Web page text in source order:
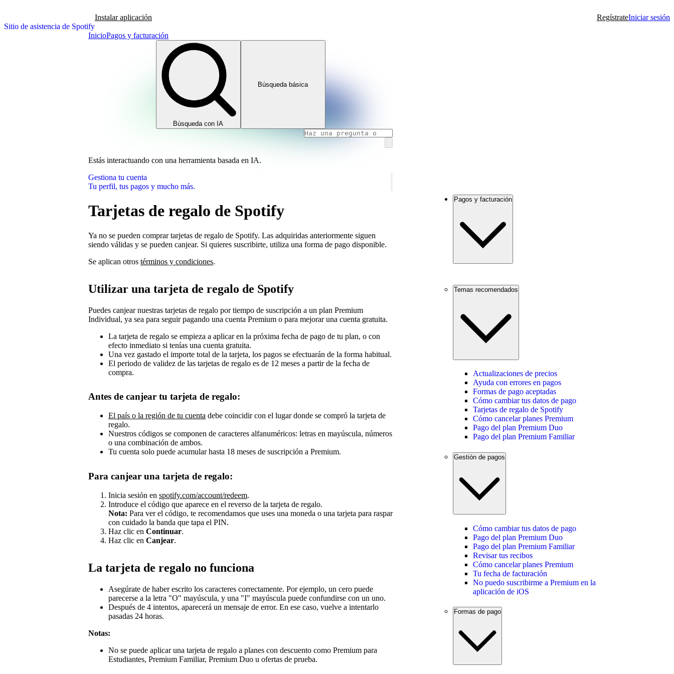
Sitio de asistencia de Spotify
Instalar aplicación RegístrateIniciar sesión
InicioPagos y facturación
Búsqueda con IA
Búsqueda básica
Estás interactuando con una herramienta basada en IA.
Gestiona tu cuenta
Tu perfil, tus pagos y mucho más.
Tarjetas de regalo de Spotify
Ya no se pueden comprar tarjetas de regalo de Spotify. Las adquiridas anteriormente siguen
siendo válidas y se pueden canjear. Si quieres suscribirte, utiliza una forma de pago disponible.
Se aplican otros términos y condiciones.
Utilizar una tarjeta de regalo de Spotify
Puedes canjear nuestras tarjetas de regalo por tiempo de suscripción a un plan Premium
Individual, ya sea para seguir pagando una cuenta Premium o para mejorar una cuenta gratuita.
La tarjeta de regalo se empieza a aplicar en la próxima fecha de pago de tu plan, o con
efecto inmediato si tenías una cuenta gratuita.
Una vez gastado el importe total de la tarjeta, los pagos se efectuarán de la forma habitual.
El periodo de validez de las tarjetas de regalo es de 12 meses a partir de la fecha de
compra.
Antes de canjear tu tarjeta de regalo:
El país o la región de tu cuenta debe coincidir con el lugar donde se compró la tarjeta de
regalo.
Nuestros códigos se componen de caracteres alfanuméricos: letras en mayúscula, números
o una combinación de ambos.
Tu cuenta solo puede acumular hasta 18 meses de suscripción a Premium.
Para canjear una tarjeta de regalo:
Inicia sesión en spotify.com/account/redeem.
Introduce el código que aparece en el reverso de la tarjeta de regalo.
Nota: Para ver el código, te recomendamos que uses una moneda o una tarjeta para raspar
con cuidado la banda que tapa el PIN.
Haz clic en Continuar.
Haz clic en Canjear.
La tarjeta de regalo no funciona
Asegúrate de haber escrito los caracteres correctamente. Por ejemplo, un cero puede
parecerse a la letra "O" mayúscula, y una "I" mayúscula puede confundirse con un uno.
Después de 4 intentos, aparecerá un mensaje de error. En ese caso, vuelve a intentarlo
pasadas 24 horas.
Notas:
No se puede aplicar una tarjeta de regalo a planes con descuento como Premium para
Estudiantes, Premium Familiar, Premium Duo u ofertas de prueba.
Pagos y facturación
Temas recomendados
Actualizaciones de precios
Ayuda con errores en pagos
Formas de pago aceptadas
Cómo cambiar tus datos de pago
Tarjetas de regalo de Spotify
Cómo cancelar planes Premium
Pago del plan Premium Duo
Pago del plan Premium Familiar
Gestión de pagos
Cómo cambiar tus datos de pago
Pago del plan Premium Duo
Pago del plan Premium Familiar
Revisar tus recibos
Cómo cancelar planes Premium
Tu fecha de facturación
No puedo suscribirme a Premium en la
aplicación de iOS
Formas de pago